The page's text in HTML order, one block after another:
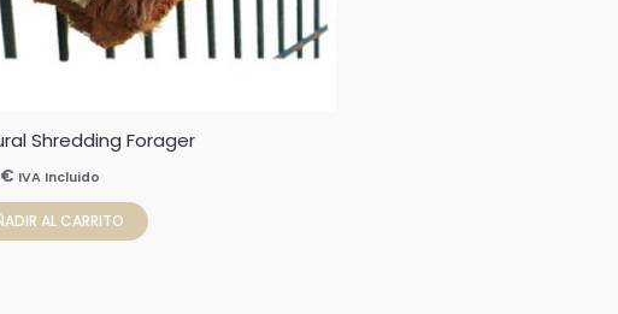
Shredding Forager
€ IVA Incluido
AL CARRITO